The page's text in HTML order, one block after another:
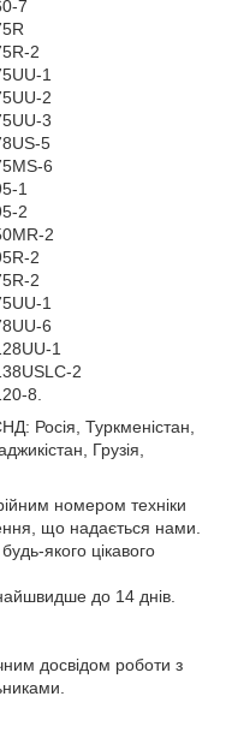
7
2
1
2
3
5
6
1
2
2
2
2
1
6
1
2
8.
Росія, Туркменістан,
Грузія,
номером техніки
що надається нами.
якого цікавого
до 14 днів.
досвідом роботи з